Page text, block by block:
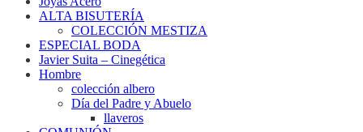
ALTA BISUTERÍA
COLECCIÓN MESTIZA
ESPECIAL BODA
Javier Suita – Cinegética
Hombre
colección albero
Día del Padre y Abuelo
llaveros